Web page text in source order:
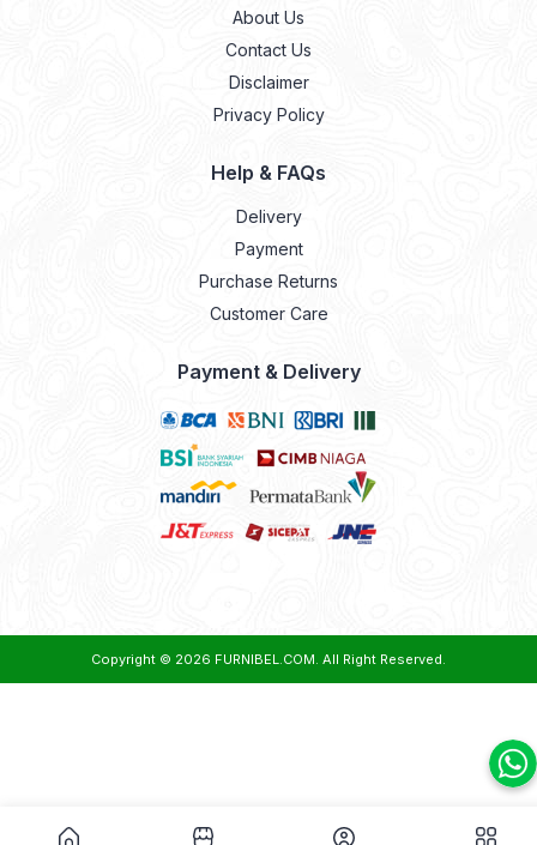
About Us
Contact Us
Disclaimer
Privacy Policy
Help & FAQs
Delivery
Payment
Purchase Returns
Customer Care
Payment & Delivery
Copyright © 2026 FURNIBEL.COM. All Right Reserved.